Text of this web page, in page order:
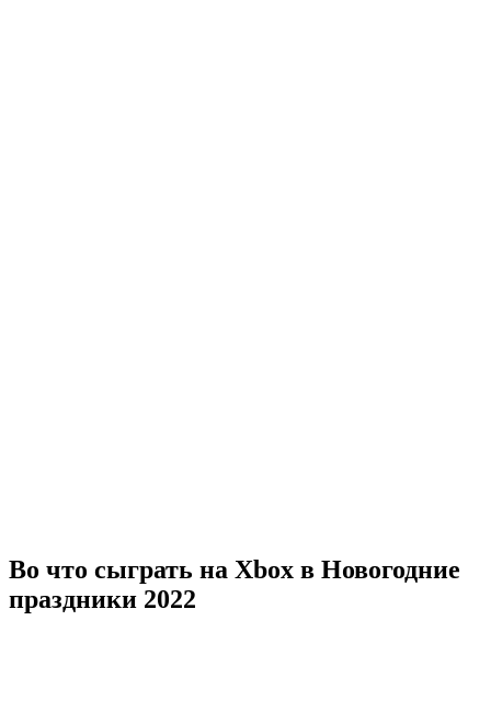
Во что сыграть на Xbox в Новогодние
праздники 2022